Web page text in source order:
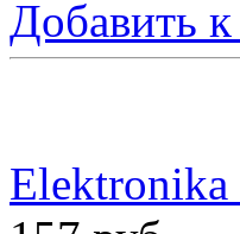
Добавить